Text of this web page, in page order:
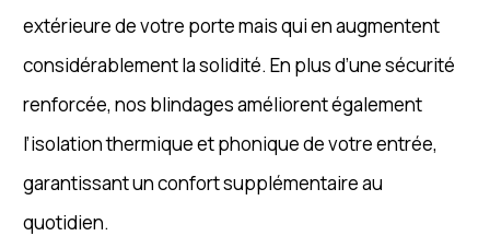
extérieure de votre porte mais qui en augmentent
considérablement la solidité. En plus d’une sécurité
renforcée, nos blindages améliorent également
l’isolation thermique et phonique de votre entrée,
garantissant un confort supplémentaire au
quotidien.